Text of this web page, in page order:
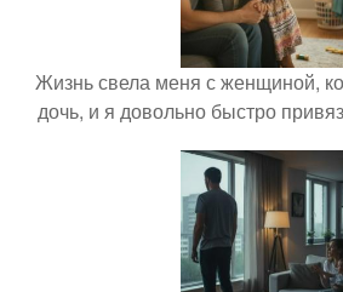
Жизнь свела меня с женщиной,
дочь, и я довольно быстро